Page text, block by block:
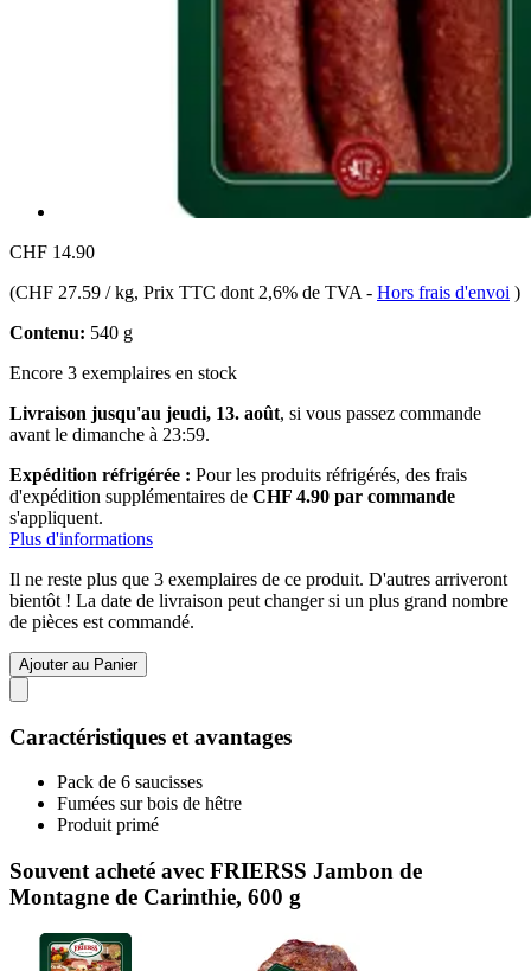
CHF 14.90
(CHF 27.59 / kg, Prix TTC dont 2,6% de TVA - Hors frais d'envoi )
Contenu: 540 g
Encore 3 exemplaires en stock
Livraison jusqu'au jeudi, 13. août, si vous passez commande
avant le dimanche à 23:59.
Expédition réfrigérée : Pour les produits réfrigérés, des frais
d'expédition supplémentaires de CHF 4.90 par commande
s'appliquent.
Plus d'informations
Il ne reste plus que 3 exemplaires de ce produit. D'autres arriveront
bientôt ! La date de livraison peut changer si un plus grand nombre
de pièces est commandé.
Ajouter au Panier
Caractéristiques et avantages
Pack de 6 saucisses
Fumées sur bois de hêtre
Produit primé
Souvent acheté avec FRIERSS Jambon de
Montagne de Carinthie, 600 g